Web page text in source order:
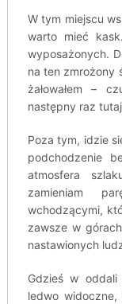
W tym miejscu
warto mieć
wyposażonych.
na ten zmrożony
żałowałem –
następny raz
Poza tym, idzie
podchodzenie
atmosfera
zamieniam
wchodzącymi,
zawsze w
nastawionych
Gdzieś w oddali
ledwo